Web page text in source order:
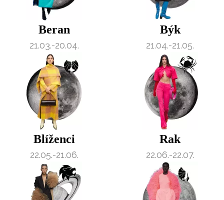
Beran
21.03.-20.04.
Býk
21.04.-21.05.
Blíženci
22.05.-21.06.
Rak
22.06.-22.07.